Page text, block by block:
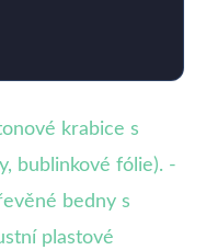
krabice s
bublinkové fólie). -
bedny s
plastové